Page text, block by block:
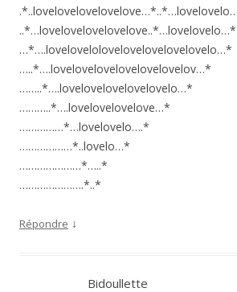
..*…lovelovelovelovelove..*…lovelovelo…*
…*….lovelovelolovelovelovelovelovelo…*
…..*….lovelovelovelovelovelovelov…*
……..*….lovelovelovelovelovelo…*
………..*….lovelovelovelove…*
……………*…lovelovelo….*
………………*..lovelo…*
…………………*…..*
………………….*..*
Répondre ↓
Bidoullette